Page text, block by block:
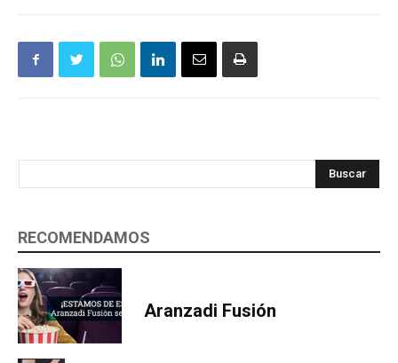
Buscar
RECOMENDAMOS
Aranzadi Fusión